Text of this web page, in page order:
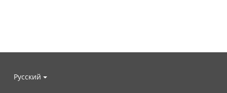
Русский